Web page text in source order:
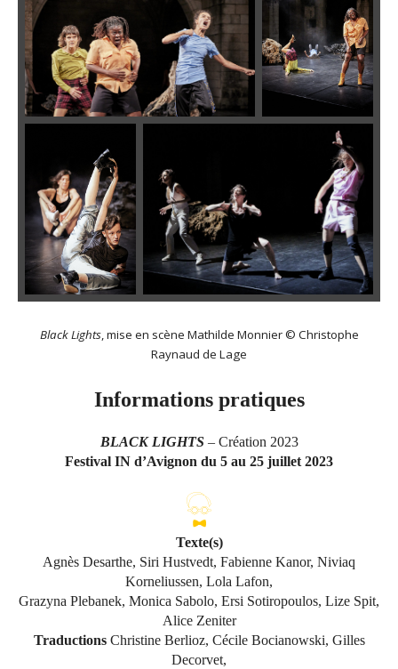
Black Lights, mise en scène Mathilde Monnier © Christophe
Raynaud de Lage
Informations pratiques
BLACK LIGHTS– Création 2023
Festival IN d’Avignon du 5 au 25 juillet 2023
Texte(s)
Agnès Desarthe, Siri Hustvedt, Fabienne Kanor, Niviaq
Korneliussen, Lola Lafon,
Grazyna Plebanek, Monica Sabolo, Ersi Sotiropoulos, Lize Spit,
Alice Zeniter
Traductions Christine Berlioz, Cécile Bocianowski, Gilles
Decorvet,